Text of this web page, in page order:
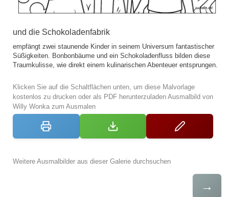
und die Schokoladenfabrik
empfängt zwei staunende Kinder in seinem Universum fantastischer
Süßigkeiten. Bonbonbäume und ein Schokoladenfluss bilden diese
Traumkulisse, wie direkt einem kulinarischen Abenteuer entsprungen.
Klicken Sie auf die Schaltflächen unten, um diese Malvorlage
kostenlos zu drucken oder als PDF herunterzuladen Ausmalbild von
Willy Wonka zum Ausmalen
Weitere Ausmalbilder aus dieser Galerie durchsuchen
→